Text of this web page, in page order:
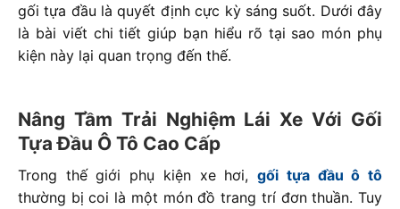
gối tựa đầu là quyết định cực kỳ sáng suốt. Dưới đây
là bài viết chi tiết giúp bạn hiểu rõ tại sao món phụ
kiện này lại quan trọng đến thế.
Nâng Tầm Trải Nghiệm Lái Xe Với Gối
Tựa Đầu Ô Tô Cao Cấp
Trong thế giới phụ kiện xe hơi,gối tựa đầu ô tô
thường bị coi là một món đồ trang trí đơn thuần. Tuy